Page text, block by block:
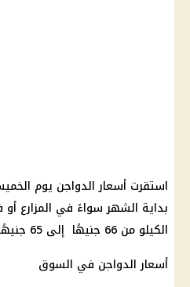
استقرت أسعار الدواجن يوم
بداية الشهر سواءً في المزارع
الكيلو من 66 جنيهًا إلى 65 جنيهًا .
أسعار الدواجن في السوق